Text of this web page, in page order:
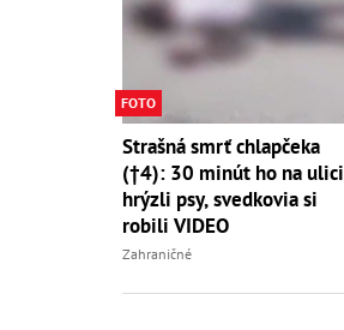
FOTO
Strašná smrť chlapčeka
(†4): 30 minút ho na ulici
hrýzli psy, svedkovia si
robili VIDEO
Zahraničné